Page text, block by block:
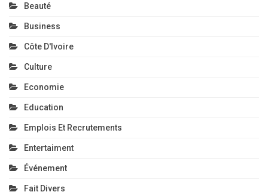
Beauté
Business
Côte D'Ivoire
Culture
Economie
Education
Emplois Et Recrutements
Entertaiment
Événement
Fait Divers